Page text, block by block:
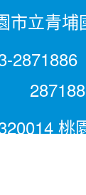
市立青埔
桃